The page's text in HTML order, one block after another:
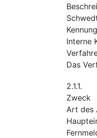
Interne
Das
2.1.1.
Zweck
Art des